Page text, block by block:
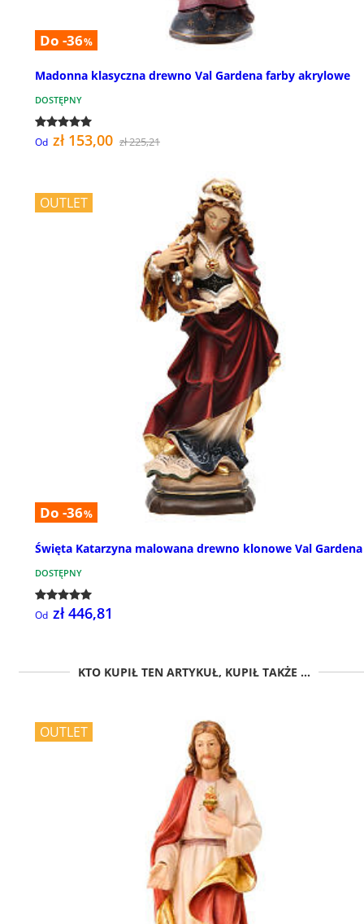
Do -36%
Madonna klasyczna drewno Val Gardena farby akrylowe
DOSTĘPNY
Od zł 153,00 zł 225,21
OUTLET
Do -36%
Święta Katarzyna malowana drewno klonowe Val Gardena
DOSTĘPNY
Od zł 446,81
KTO KUPIŁ TEN ARTYKUŁ, KUPIŁ TAKŻE ...
OUTLET